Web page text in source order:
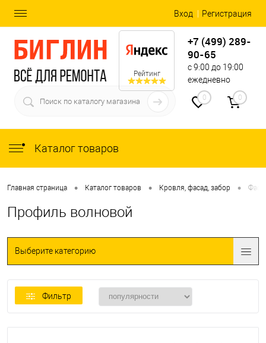
Вход Регистрация
Рейтинг
+7 (499) 289-
90-65
с 9:00 до 19:00
ежедневно
0 0
Каталог товаров
Главная страница • Каталог товаров • Кровля, фасад, забор •
Профиль волновой
Выберите категорию
Фильтр